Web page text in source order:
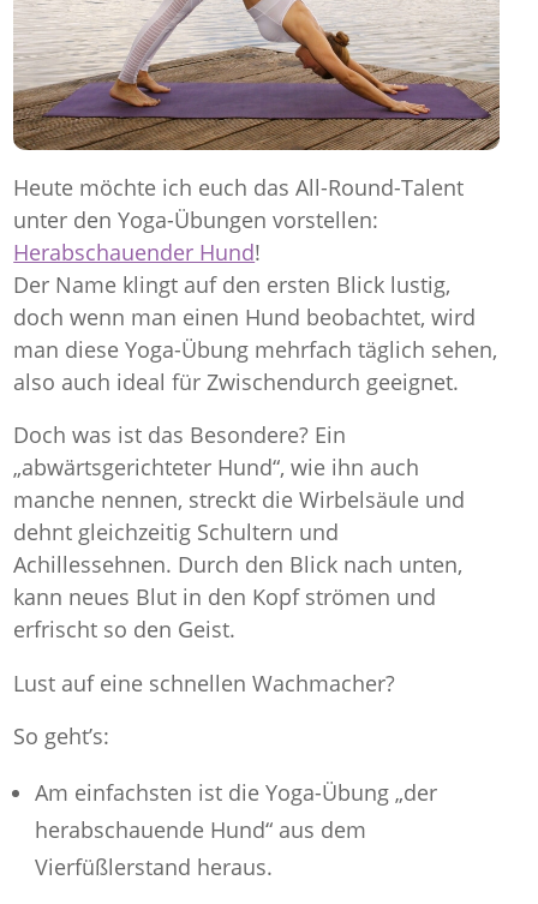
Heute möchte ich euch das All-Round-Talent
unter den Yoga-Übungen vorstellen:
Herabschauender Hund!
Der Name klingt auf den ersten Blick lustig,
doch wenn man einen Hund beobachtet, wird
man diese Yoga-Übung mehrfach täglich sehen,
also auch ideal für Zwischendurch geeignet.
Doch was ist das Besondere? Ein
„abwärtsgerichteter Hund“, wie ihn auch
manche nennen, streckt die Wirbelsäule und
dehnt gleichzeitig Schultern und
Achillessehnen. Durch den Blick nach unten,
kann neues Blut in den Kopf strömen und
erfrischt so den Geist.
Lust auf eine schnellen Wachmacher?
So geht’s:
Am einfachsten ist die Yoga-Übung „der
herabschauende Hund“ aus dem
Vierfüßlerstand heraus.